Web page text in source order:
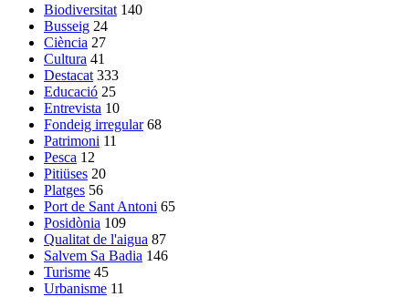
Biodiversitat 140
Busseig 24
Ciència 27
Cultura 41
Destacat 333
Educació 25
Entrevista 10
Fondeig irregular 68
Patrimoni 11
Pesca 12
Pitiüses 20
Platges 56
Port de Sant Antoni 65
Posidònia 109
Qualitat de l'aigua 87
Salvem Sa Badia 146
Turisme 45
Urbanisme 11